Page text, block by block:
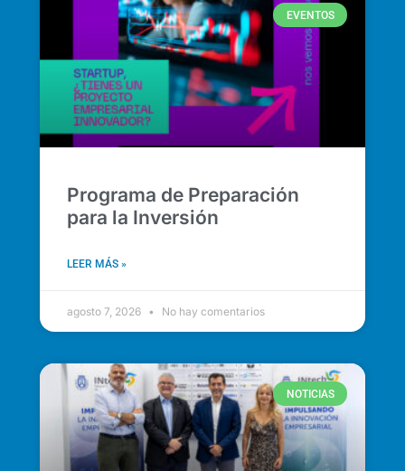
EVENTOS
Programa de Preparación
para la Inversión
LEER MÁS »
agosto 7, 2026 No hay comentarios
NOTICIAS